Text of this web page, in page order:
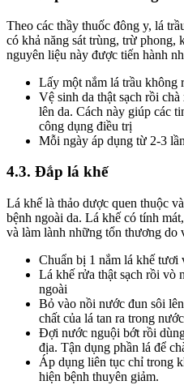
Theo các thầy thuốc đông y, lá
có khả năng sát trùng, trừ
nguyên liệu này được tiến hành
Lấy một nắm lá trầu không
Vệ sinh da thật sạch rồi
lên da. Cách này giúp các
công dụng điều trị
Mỗi ngày áp dụng từ 2-3
4.3. Đắp lá khế
Lá khế là thảo dược quen thuộc
bệnh ngoài da. Lá khế có tính
và làm lành những tổn thương do
Chuẩn bị 1 nắm lá khế tươi
Lá khế rửa thật sạch rồi vò
ngoài
Bỏ vào nồi nước đun sôi
chất của lá tan ra trong nước
Đợi nước nguội bớt rồi
địa. Tận dụng phần lá để
Áp dụng liên tục chỉ trong
hiện bệnh thuyên giảm.